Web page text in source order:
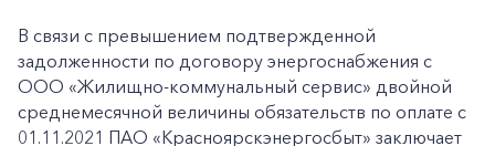
В связи с превышением подтвержденной
задолженности по договору энергоснабжения с
ООО «Жилищно-коммунальный сервис» двойной
среднемесячной величины обязательств по оплате с
01.11.2021 ПАО «Красноярскэнергосбыт» заключает